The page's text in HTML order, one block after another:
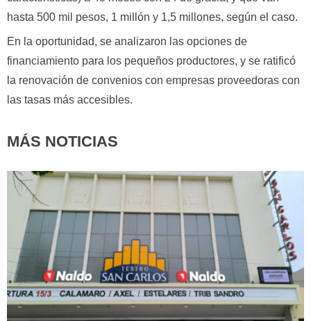
hasta 500 mil pesos, 1 millón y 1,5 millones, según el caso.
En la oportunidad, se analizaron las opciones de
financiamiento para los pequeños productores, y se ratificó
la renovación de convenios con empresas proveedoras con
las tasas más accesibles.
MÁS NOTICIAS